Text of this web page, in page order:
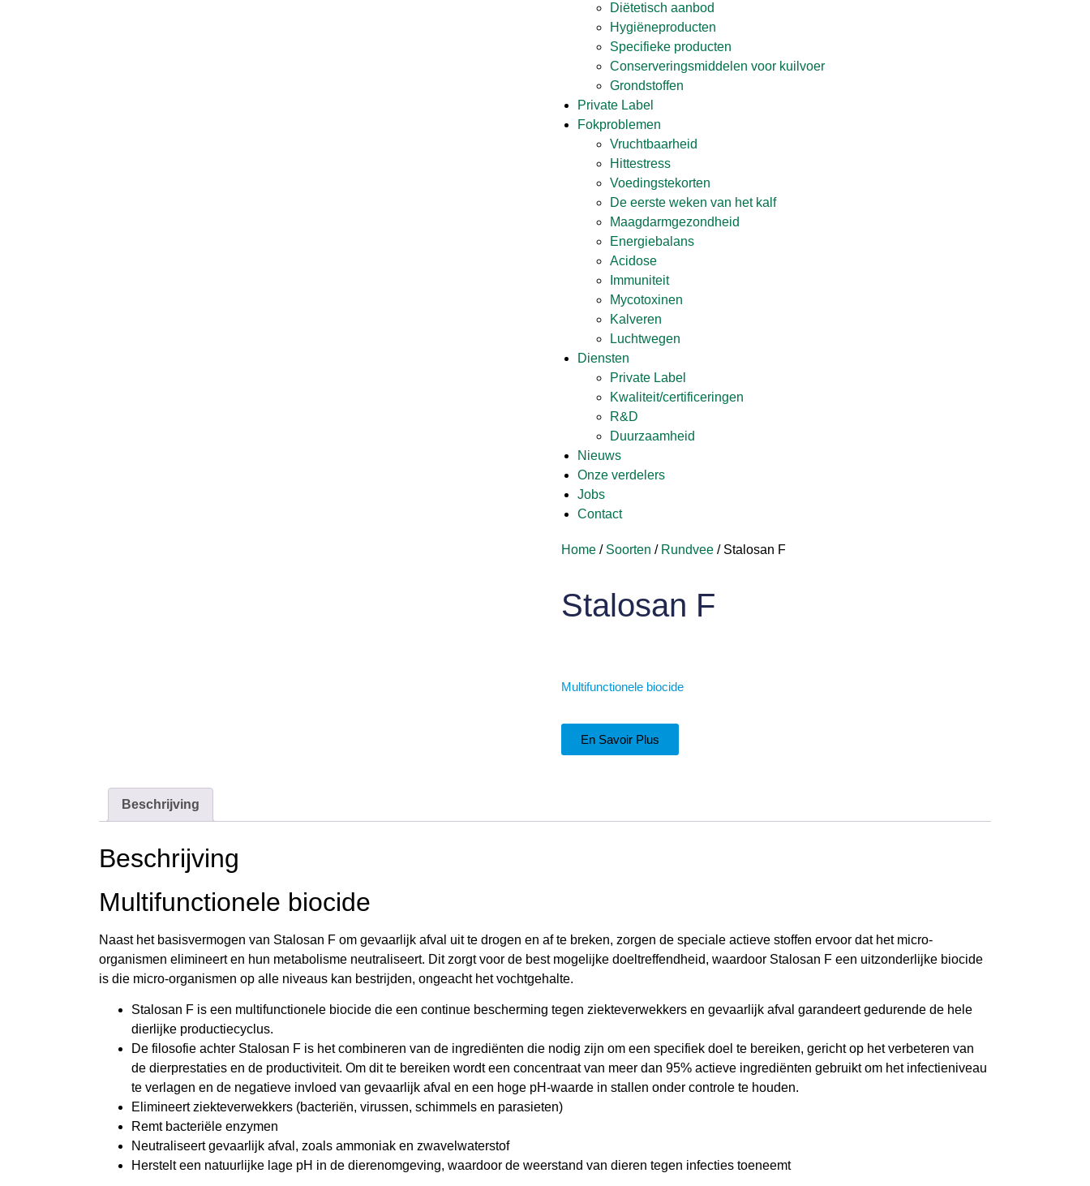
Diëtetisch aanbod
Hygiëneproducten
Specifieke producten
Conserveringsmiddelen voor kuilvoer
Grondstoffen
Private Label
Fokproblemen
Vruchtbaarheid
Hittestress
Voedingstekorten
De eerste weken van het kalf
Maagdarmgezondheid
Energiebalans
Acidose
Immuniteit
Mycotoxinen
Kalveren
Luchtwegen
Diensten
Private Label
Kwaliteit/certificeringen
R&D
Duurzaamheid
Nieuws
Onze verdelers
Jobs
Contact
Home / Soorten / Rundvee / Stalosan F
Stalosan F
Multifunctionele biocide
En Savoir Plus
Beschrijving
Beschrijving
Multifunctionele biocide
Naast het basisvermogen van Stalosan F om gevaarlijk afval uit te drogen en af te breken, zorgen de speciale actieve stoffen ervoor dat het micro-
organismen elimineert en hun metabolisme neutraliseert. Dit zorgt voor de best mogelijke doeltreffendheid, waardoor Stalosan F een uitzonderlijke biocide
is die micro-organismen op alle niveaus kan bestrijden, ongeacht het vochtgehalte.
Stalosan F is een multifunctionele biocide die een continue bescherming tegen ziekteverwekkers en gevaarlijk afval garandeert gedurende de hele
dierlijke productiecyclus.
De filosofie achter Stalosan F is het combineren van de ingrediënten die nodig zijn om een specifiek doel te bereiken, gericht op het verbeteren van
de dierprestaties en de productiviteit. Om dit te bereiken wordt een concentraat van meer dan 95% actieve ingrediënten gebruikt om het infectieniveau
te verlagen en de negatieve invloed van gevaarlijk afval en een hoge pH-waarde in stallen onder controle te houden.
Elimineert ziekteverwekkers (bacteriën, virussen, schimmels en parasieten)
Remt bacteriële enzymen
Neutraliseert gevaarlijk afval, zoals ammoniak en zwavelwaterstof
Herstelt een natuurlijke lage pH in de dierenomgeving, waardoor de weerstand van dieren tegen infecties toeneemt